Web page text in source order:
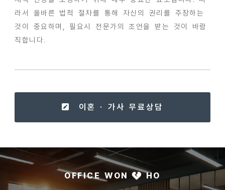
라서 올바른 법적 절차를 통해 자신의 권리를 주장하는
것이 중요하며, 필요시 전문가의 조언을 받는 것이 바람
직합니다.
이혼 · 가사 무료상담
OFFICE WON HO